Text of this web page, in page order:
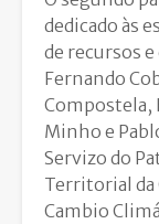
dedicado às
de recursos
Fernando
Compostela,
Minho e
Servizo do
Territorial da
Cambio